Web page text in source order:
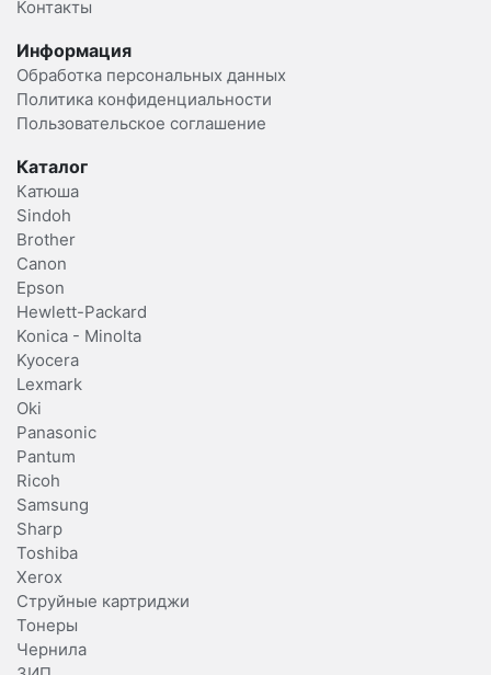
Контакты
Информация
Обработка персональных данных
Политика конфиденциальности
Пользовательское соглашение
Каталог
Катюша
Sindoh
Brother
Canon
Epson
Hewlett-Packard
Konica - Minolta
Kyocera
Lexmark
Oki
Panasonic
Pantum
Ricoh
Samsung
Sharp
Toshiba
Xerox
Струйные картриджи
Тонеры
Чернила